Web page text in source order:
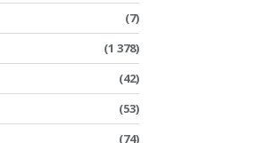
(7)
(1 378)
(42)
(53)
(74)